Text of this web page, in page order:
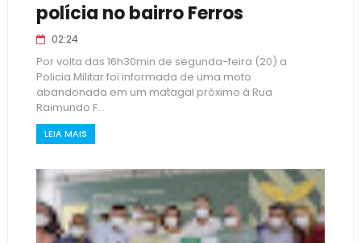
polícia no bairro Ferros
02:24
Por volta das 16h30min de segunda-feira (20) a
Policia Militar foi informada de uma moto
abandonada em um matagal próximo à Rua
Raimundo F...
LEIA MAIS